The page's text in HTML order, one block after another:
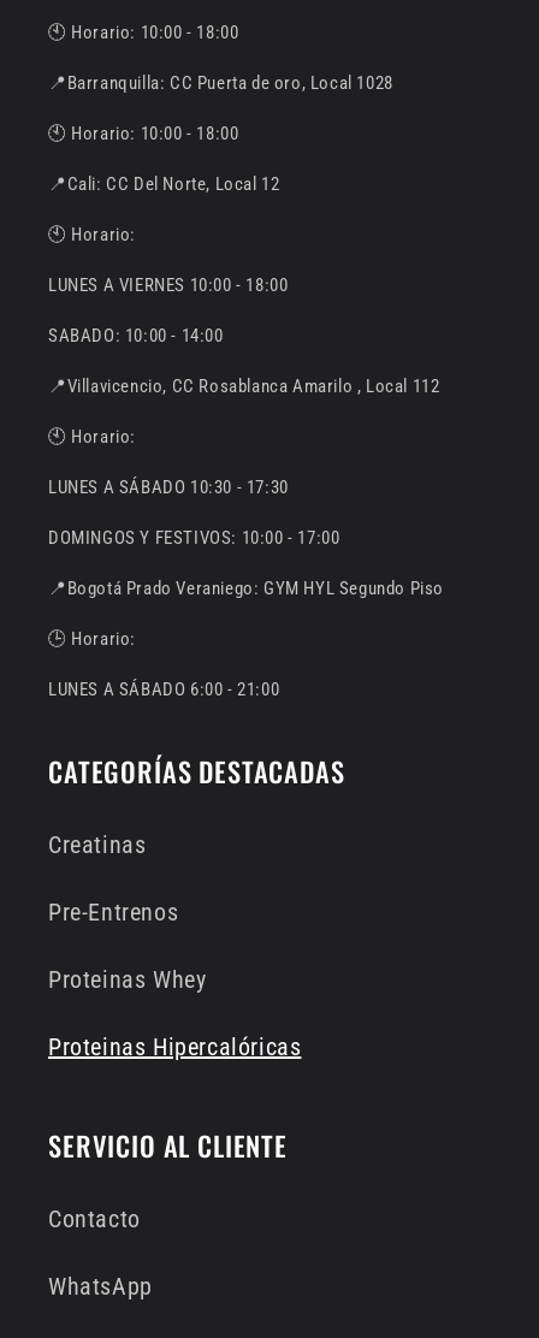
🕙 Horario: 10:00 - 18:00
📍Barranquilla: CC Puerta de oro, Local 1028
🕙 Horario: 10:00 - 18:00
📍Cali: CC Del Norte, Local 12
🕙 Horario:
LUNES A VIERNES 10:00 - 18:00
SABADO: 10:00 - 14:00
📍Villavicencio, CC Rosablanca Amarilo , Local 112
🕙 Horario:
LUNES A SÁBADO 10:30 - 17:30
DOMINGOS Y FESTIVOS: 10:00 - 17:00
📍Bogotá Prado Veraniego: GYM HYL Segundo Piso
🕒 Horario:
LUNES A SÁBADO 6:00 - 21:00
CATEGORÍAS DESTACADAS
Creatinas
Pre-Entrenos
Proteinas Whey
Proteinas Hipercalóricas
SERVICIO AL CLIENTE
Contacto
WhatsApp